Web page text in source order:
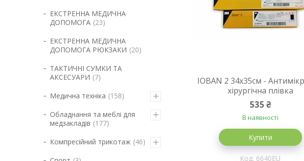
IOBAN 2 34x35cм -
хірургічна плівка
535 ₴
В наявності
Купити
6640EU
ЕКСТРЕННА МЕДИЧНА
ДОПОМОГА 23
ЕКСТРЕННА МЕДИЧНА
ДОПОМОГА РЮКЗАКИ 20
ТАКТИЧНІ СУМКИ ТА
АКСЕСУАРИ 7
Медична техніка 158
Обладнання та меблі для
медзакладів 177
Компресійний трикотаж 46